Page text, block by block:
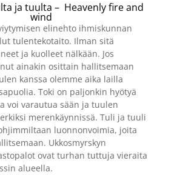
ja tuulta – Heavenly fire and
wind
elinehto ihmiskunnan
tulentekotaito. Ilman sitä
ja kuolleet nälkään. Jos
ainakin osittain hallitsemaan
kanssa olemme aika lailla
Toki on paljonkin hyötyä
voi varautua sään ja tuulen
merenkäynnissä. Tuli ja tuuli
luonnonvoimia, joita
Ukkosmyrskyn
ovat turhan tuttuja vieraita
alueella.